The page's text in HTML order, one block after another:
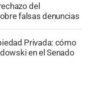
del
falsas denuncias
Privada: cómo
en el Senado